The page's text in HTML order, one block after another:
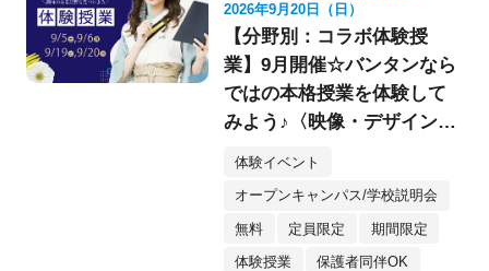
2026年9月20日（日）
【分野別：コラボ体験授
業】9月開催☆バンタンなら
ではの本格授業を体験して
みよう♪〈映像・デザイン・
イラスト〉
体験イベント
オープンキャンパス/学校説明会
無料 定員限定 期間限定
体験授業 保護者同伴OK